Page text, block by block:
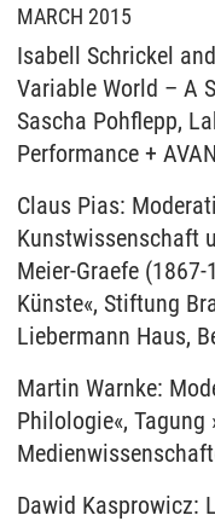
MARCH 2015
Isabell Schrickel
Variable World – A
Sascha Pohflepp,
Performance +
Claus Pias:
Kunstwissenschaft
Meier-Graefe
Künste«, Stiftung
Liebermann Haus,
Martin Warnke:
Philologie«, Tagung
Dawid Kasprowicz: